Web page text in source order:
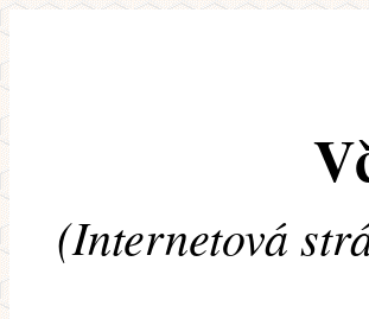
(Internetová